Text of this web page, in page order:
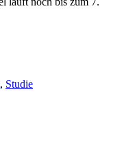
, Studie